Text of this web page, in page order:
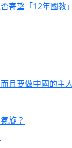
寄望「12年國教」
且要做中國的主
旋？